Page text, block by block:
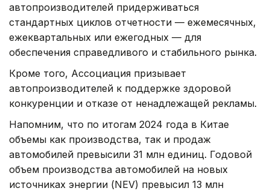
автопроизводителей придерживаться
стандартных циклов отчетности — ежемесячных,
ежеквартальных или ежегодных — для
обеспечения справедливого и стабильного рынка.
Кроме того, Ассоциация призывает
автопроизводителей к поддержке здоровой
конкуренции и отказе от ненадлежащей рекламы.
Напомним, что по итогам 2024 года в Китае
объемы как производства, так и продаж
автомобилей превысили 31 млн единиц. Годовой
объем производства автомобилей на новых
источниках энергии (NEV) превысил 13 млн